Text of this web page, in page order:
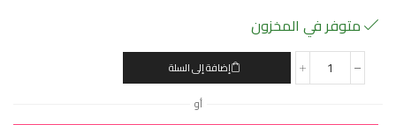
متوفر في المخزون
إضافة إلى السلة
أو